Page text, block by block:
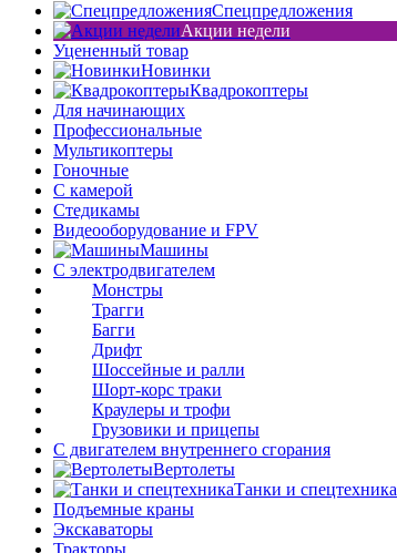
Спецпредложения
Акции недели
Уцененный товар
Новинки
Квадрокоптеры
Для начинающих
Профессиональные
Мультикоптеры
Гоночные
C камерой
Стедикамы
Видеооборудование и FPV
Машины
С электродвигателем
Монстры
Трагги
Багги
Дрифт
Шоссейные и ралли
Шорт-корс траки
Краулеры и трофи
Грузовики и прицепы
С двигателем внутреннего сгорания
Вертолеты
Танки и спецтехника
Подъемные краны
Экскаваторы
Тракторы